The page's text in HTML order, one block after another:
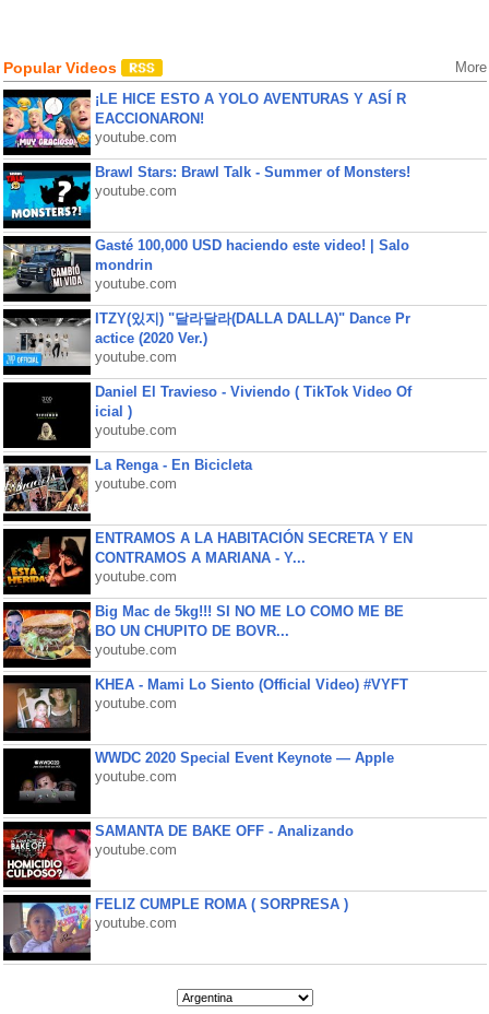
Popular Videos More
¡LE HICE ESTO A YOLO AVENTURAS Y ASÍ R
EACCIONARON!
youtube.com
Brawl Stars: Brawl Talk - Summer of Monsters!
youtube.com
Gasté 100,000 USD haciendo este video! | Salo
mondrin
youtube.com
ITZY(있지) "달라달라(DALLA DALLA)" Dance Pr
actice (2020 Ver.)
youtube.com
Daniel El Travieso - Viviendo ( TikTok Video Of
icial )
youtube.com
La Renga - En Bicicleta
youtube.com
ENTRAMOS A LA HABITACIÓN SECRETA Y EN
CONTRAMOS A MARIANA - Y...
youtube.com
Big Mac de 5kg!!! SI NO ME LO COMO ME BE
BO UN CHUPITO DE BOVR...
youtube.com
KHEA - Mami Lo Siento (Official Video) #VYFT
youtube.com
WWDC 2020 Special Event Keynote — Apple
youtube.com
SAMANTA DE BAKE OFF - Analizando
youtube.com
FELIZ CUMPLE ROMA ( SORPRESA )
youtube.com